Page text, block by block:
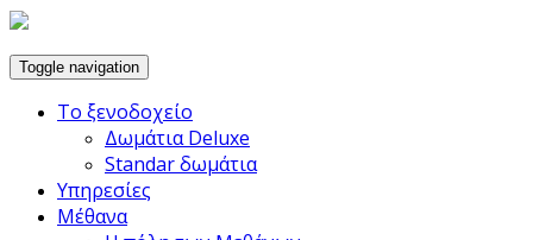
Toggle navigation
Το ξενοδοχείο
Δωμάτια Deluxe
Standar δωμάτια
Υπηρεσίες
Μέθανα